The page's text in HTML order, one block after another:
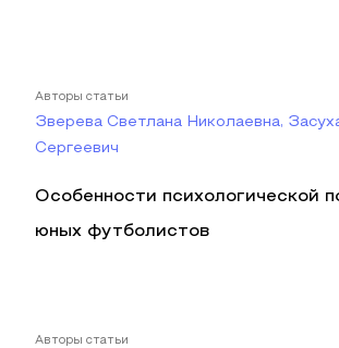
Авторы статьи
Зверева Светлана Николаевна,
Сергеевич
Особенности психологической
юных футболистов
Авторы статьи